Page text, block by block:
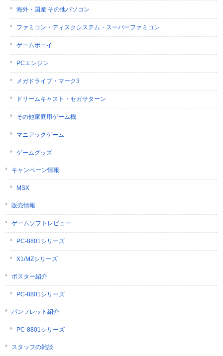
海外・国産 その他パソコン
ファミコン・ディスクシステム・スーパーファミコン
ゲームボーイ
PCエンジン
メガドライブ・マーク3
ドリームキャスト・セガサターン
その他家庭用ゲーム機
マニアックゲーム
ゲームグッズ
キャンペーン情報
MSX
販売情報
ゲームソフトレビュー
PC-8801シリーズ
X1/MZシリーズ
ポスター紹介
PC-8801シリーズ
パンフレット紹介
PC-8801シリーズ
スタッフの雑談